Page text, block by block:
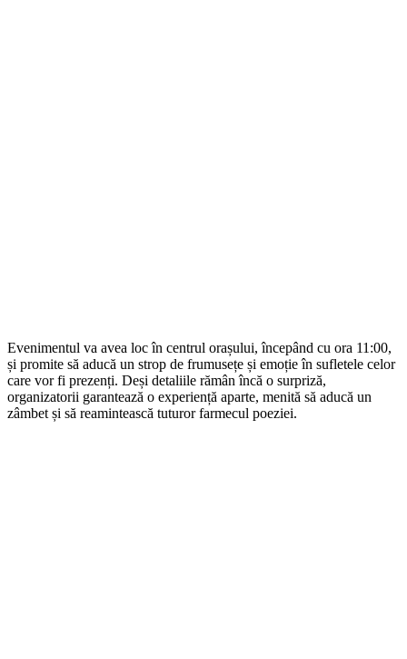
Evenimentul va avea loc în centrul orașului, începând cu ora 11:00,
și promite să aducă un strop de frumusețe și emoție în sufletele celor
care vor fi prezenți. Deși detaliile rămân încă o surpriză,
organizatorii garantează o experiență aparte, menită să aducă un
zâmbet și să reamintească tuturor farmecul poeziei.